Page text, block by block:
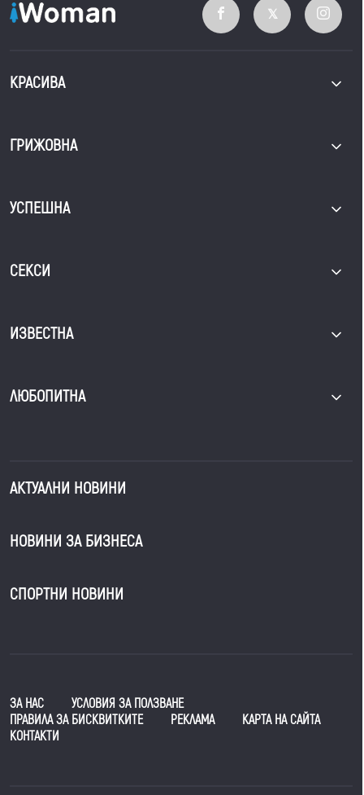
КРАСИВА
ГРИЖОВНА
УСПЕШНА
СЕКСИ
ИЗВЕСТНА
ЛЮБОПИТНА
АКТУАЛНИ НОВИНИ
НОВИНИ ЗА БИЗНЕСА
СПОРТНИ НОВИНИ
ЗА НАС
УСЛОВИЯ ЗА ПОЛЗВАНЕ
ПРАВИЛА ЗА БИСКВИТКИТЕ
РЕКЛАМА
КАРТА НА САЙТА
КОНТАКТИ